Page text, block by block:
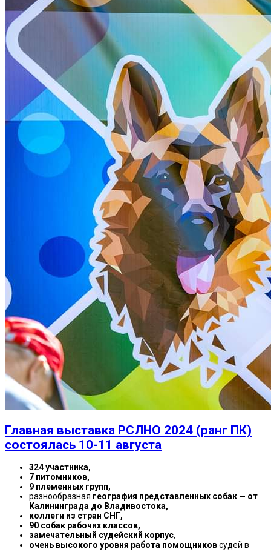
Главная выставка РСЛНО 2024 (ранг ПК)
состоялась 10-11 августа
324 участника,
7 питомников,
9 племенных групп,
разнообразная география представленных собак — от
Калининграда до Владивостока,
коллеги из стран СНГ,
90 собак рабочих классов,
замечательный судейский корпус,
очень высокого уровня работа помощниковсудей в